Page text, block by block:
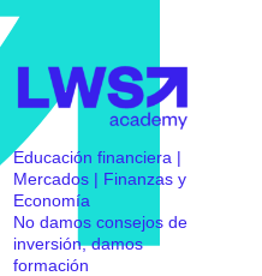
Educación financiera |
Mercados | Finanzas y
Economía
No damos consejos de
inversión, damos
formación